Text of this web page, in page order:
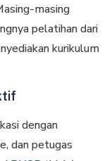
masing
pelatihan dari
kurikulum
dengan
dan petugas